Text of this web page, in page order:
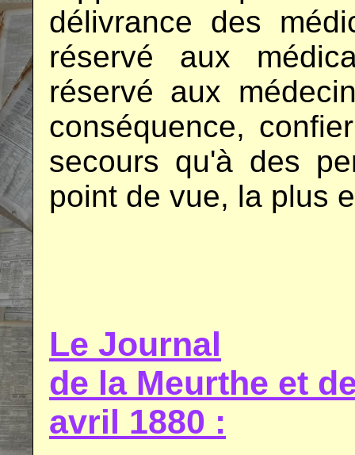
délivrance des
réservé aux
réservé aux
conséquence,
secours qu'à des
point de vue, la plus
Le Journal
de la Meurthe et
avril 1880 :